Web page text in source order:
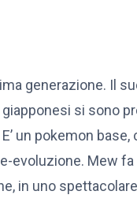
generazione. Il
si sono
E’ un pokemon
evoluzione. Mew
in uno